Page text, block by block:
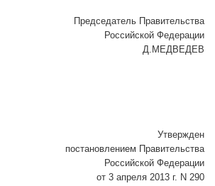
Председатель Правительства
Российской Федерации
Д.МЕДВЕДЕВ
Утвержден
постановлением Правительства
Российской Федерации
от 3 апреля 2013 г. N 290